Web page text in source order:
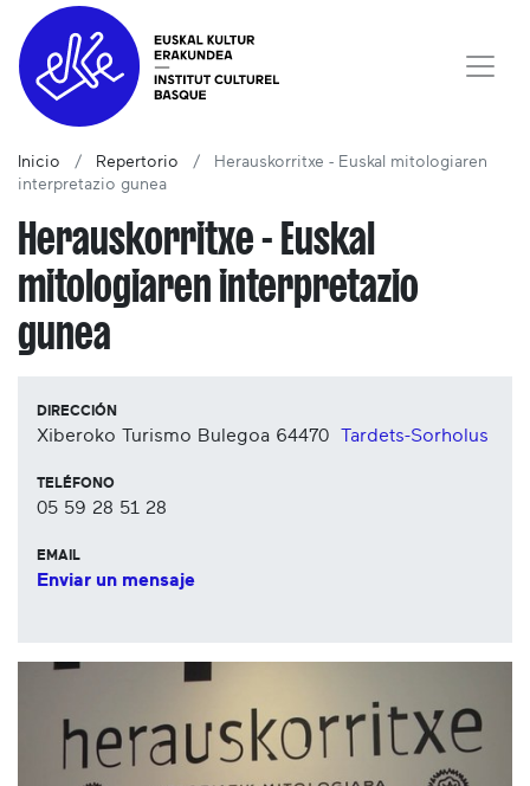
Inicio Repertorio
Herauskorritxe - Euskal mitologiaren
interpretazio gunea
Herauskorritxe - Euskal
mitologiaren interpretazio
gunea
DIRECCIÓN
Xiberoko Turismo Bulegoa 64470 Tardets-Sorholus
TELÉFONO
05 59 28 51 28
EMAIL
Enviar un mensaje